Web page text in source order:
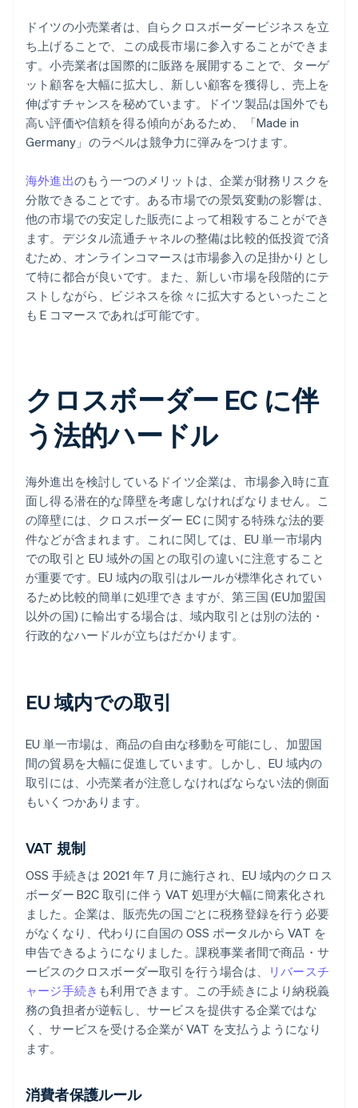
ドイツの小売業者は、自らクロスボーダービジネスを立
ち上げることで、この成長市場に参入することができま
す。小売業者は国際的に販路を展開することで、ターゲ
ット顧客を大幅に拡大し、新しい顧客を獲得し、売上を
伸ばすチャンスを秘めています。ドイツ製品は国外でも
高い評価や信頼を得る傾向があるため、「Made in
Germany」のラベルは競争力に弾みをつけます。
海外進出のもう一つのメリットは、企業が財務リスクを
分散できることです。ある市場での景気変動の影響は、
他の市場での安定した販売によって相殺することができ
ます。デジタル流通チャネルの整備は比較的低投資で済
むため、オンラインコマースは市場参入の足掛かりとし
て特に都合が良いです。また、新しい市場を段階的にテ
ストしながら、ビジネスを徐々に拡大するといったこと
も E コマースであれば可能です。
クロスボーダー EC に伴
う法的ハードル
海外進出を検討しているドイツ企業は、市場参入時に直
面し得る潜在的な障壁を考慮しなければなりません。こ
の障壁には、クロスボーダー EC に関する特殊な法的要
件などが含まれます。これに関しては、EU 単一市場内
での取引と EU 域外の国との取引の違いに注意すること
が重要です。EU 域内の取引はルールが標準化されてい
るため比較的簡単に処理できますが、第三国 (EU加盟国
以外の国) に輸出する場合は、域内取引とは別の法的・
行政的なハードルが立ちはだかります。
EU 域内での取引
EU 単一市場は、商品の自由な移動を可能にし、加盟国
間の貿易を大幅に促進しています。しかし、EU 域内の
取引には、小売業者が注意しなければならない法的側面
もいくつかあります。
VAT 規制
OSS 手続きは 2021 年 7 月に施行され、EU 域内のクロス
ボーダー B2C 取引に伴う VAT 処理が大幅に簡素化され
ました。企業は、販売先の国ごとに税務登録を行う必要
がなくなり、代わりに自国の OSS ポータルから VAT を
申告できるようになりました。課税事業者間で商品・サ
ービスのクロスボーダー取引を行う場合は、
リバースチ
ャージ手続き も利用できます。この手続きにより納税義
務の負担者が逆転し、サービスを提供する企業ではな
く、サービスを受ける企業が VAT を支払うようになり
ます。
消費者保護ルール